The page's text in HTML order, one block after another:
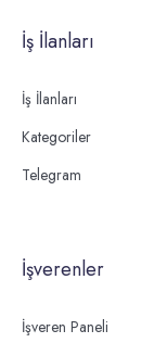
İş İlanları
İş İlanları
Kategoriler
Telegram
İşverenler
İşveren Paneli